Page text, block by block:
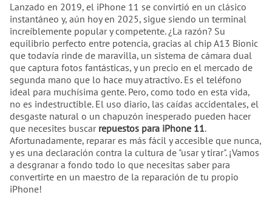
Lanzado en 2019, el iPhone 11 se convirtió en un clásico
instantáneo y, aún hoy en 2025, sigue siendo un terminal
increíblemente popular y competente. ¿La razón? Su
equilibrio perfecto entre potencia, gracias al chip A13 Bionic
que todavía rinde de maravilla, un sistema de cámara dual
que captura fotos fantásticas, y un precio en el mercado de
segunda mano que lo hace muy atractivo. Es el teléfono
ideal para muchísima gente. Pero, como todo en esta vida,
no es indestructible. El uso diario, las caídas accidentales, el
desgaste natural o un chapuzón inesperado pueden hacer
que necesites buscar repuestos para iPhone 11.
Afortunadamente, reparar es más fácil y accesible que nunca,
y es una declaración contra la cultura de "usar y tirar". ¡Vamos
a desgranar a fondo todo lo que necesitas saber para
convertirte en un maestro de la reparación de tu propio
iPhone!